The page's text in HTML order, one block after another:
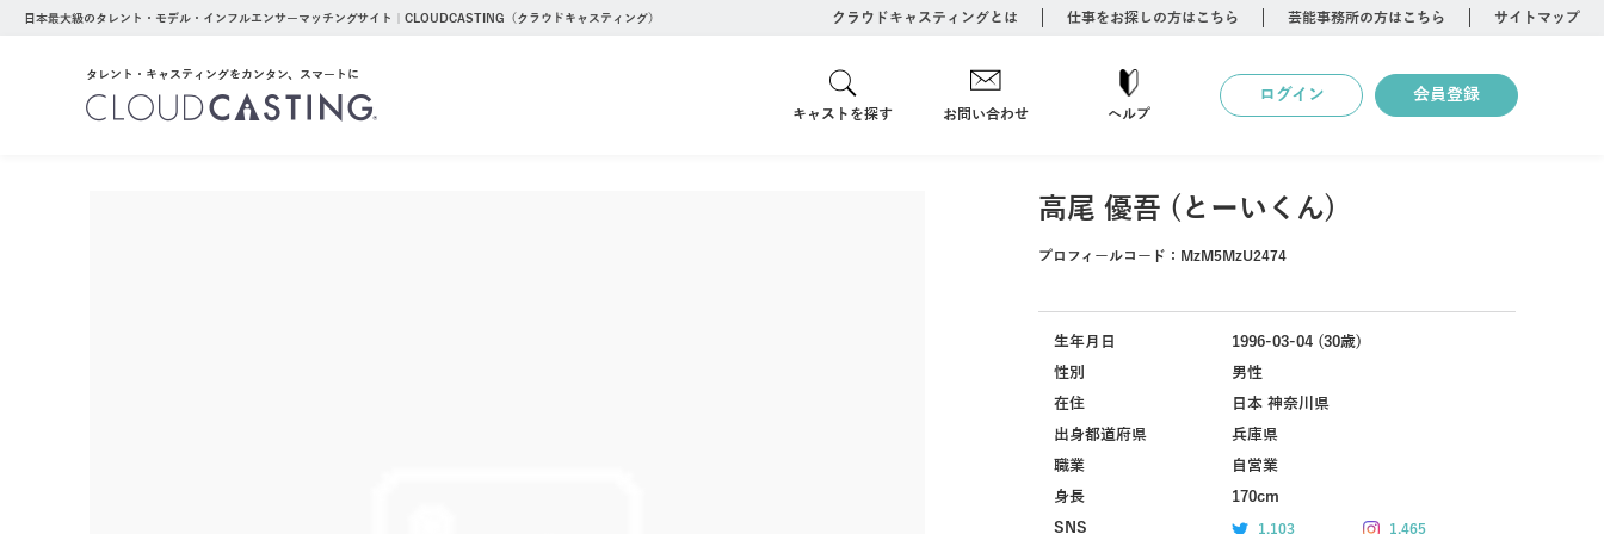
日本最大級のタレント・モデル・インフルエンサーマッチングサイト｜CLOUDCASTING（クラウドキャスティング） クラウドキャスティングとは 仕事をお探しの方はこちら 芸能事務所の方はこちら サイトマップ
タレント・キャスティングをカンタン、スマートに
キャストを探す お問い合わせ ヘルプ
ログイン 会員登録
高尾 優吾 (とーいくん)
プロフィールコード： MzM5MzU2474
生年月日
1996-03-04 (30歳)
性別
男性
在住
日本 神奈川県
出身都道府県
兵庫県
職業
自営業
身長
170cm
SNS
1,103 1,465